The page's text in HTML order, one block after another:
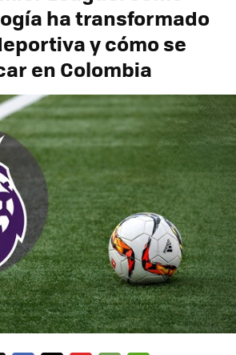
ha transformado
y cómo se
en Colombia